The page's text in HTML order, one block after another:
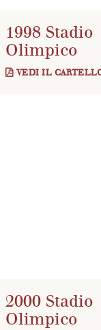
1998 Stadio
Olimpico
VEDI IL
2000 Stadio
Olimpico